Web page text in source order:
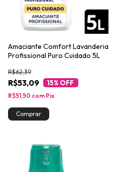
Amaciante Comfort Lavanderia
Profissional Puro Cuidado 5L
R$53,09
R$62,39
15% OFF
R$51,50 com Pix